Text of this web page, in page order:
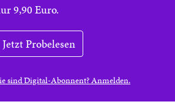
9,90 Euro.
Jetzt Probelesen
sind Digital-Abonnent? Anmelden.